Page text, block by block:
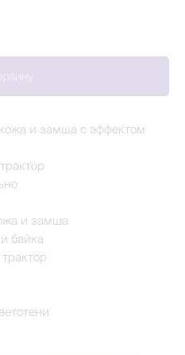
и замша с эффектом
и замша
байка